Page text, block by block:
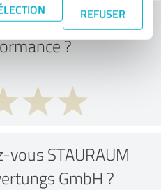
REFUSER
du rapport
?
STAURAUM
GmbH ?